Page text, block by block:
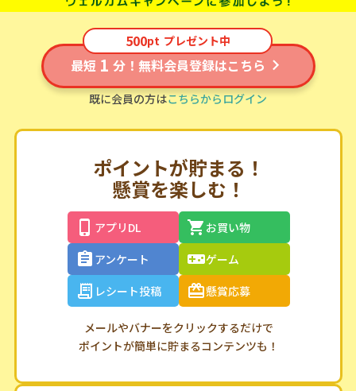
500pt プレゼント中
最短 1 分！無料会員登録はこちら
既に会員の方はこちらからログイン
ポイントが貯まる！
懸賞を楽しむ！
アプリDL
お買い物
アンケート
ゲーム
レシート投稿
懸賞応募
メールやバナーをクリックするだけで
ポイントが簡単に貯まるコンテンツも！